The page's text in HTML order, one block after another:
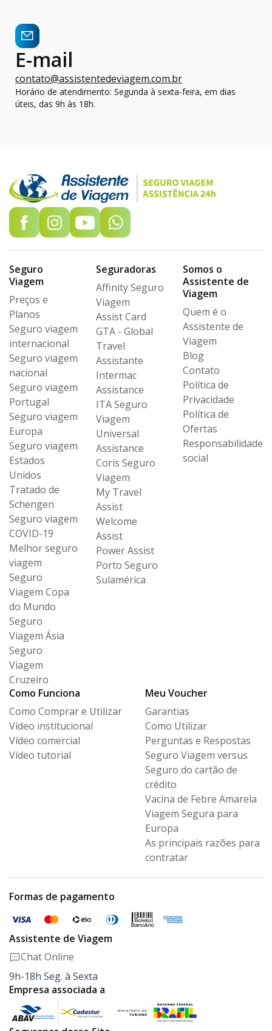
E-mail
contato@assistentedeviagem.com.br
Horário de atendimento: Segunda à sexta-feira, em dias
úteis, das 9h às 18h.
Seguro
Viagem
Preços e
Planos
Seguro viagem
internacional
Seguro viagem
nacional
Seguro viagem
Portugal
Seguro viagem
Europa
Seguro viagem
Estados
Unidos
Tratado de
Schengen
Seguro viagem
COVID-19
Melhor seguro
viagem
Seguro
Viagem Copa
do Mundo
Seguro
Viagem Ásia
Seguro
Viagem
Cruzeiro
Seguradoras
Affinity Seguro
Viagem
Assist Card
GTA - Global
Travel
Assistante
Intermac
Assistance
ITA Seguro
Viagem
Universal
Assistance
Coris Seguro
Viagem
My Travel
Assist
Welcome
Assist
Power Assist
Porto Seguro
Sulamérica
Somos o
Assistente de
Viagem
Quem é o
Assistente de
Viagem
Blog
Contato
Política de
Privacidade
Política de
Ofertas
Responsabilidade
social
Como Funciona
Como Comprar e Utilizar
Vídeo institucional
Vídeo comercial
Vídeo tutorial
Meu Voucher
Garantias
Como Utilizar
Perguntas e Respostas
Seguro Viagem versus
Seguro do cartão de
crédito
Vacina de Febre Amarela
Viagem Segura para
Europa
As principais razões para
contratar
Formas de pagamento
Assistente de Viagem
Chat Online
9h-18h Seg. à Sexta
Empresa associada a